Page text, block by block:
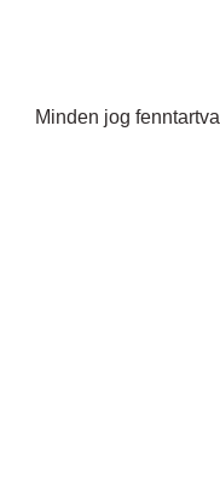
Minden jog fenntartva